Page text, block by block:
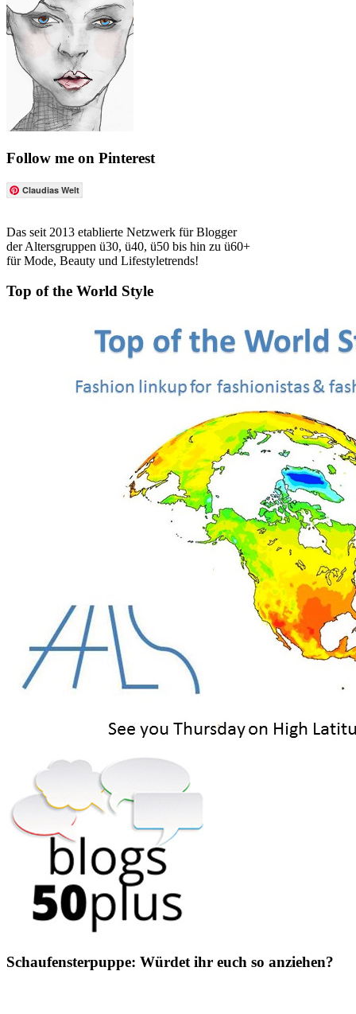
Follow me on Pinterest
Claudias Welt
Das seit 2013 etablierte Netzwerk für Blogger
der Altersgruppen ü30, ü40, ü50 bis hin zu ü60+
für Mode, Beauty und Lifestyletrends!
Top of the World Style
Schaufensterpuppe: Würdet ihr euch so anziehen?